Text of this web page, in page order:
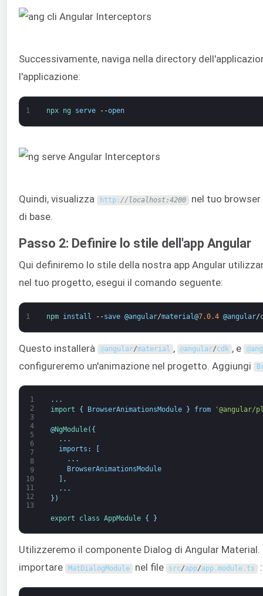
Successivamente, naviga nella directory
l'applicazione:
1 npx ng serve --open
Quindi, visualizza http: //localhost:4200 nel tuo browser
di base.
Passo 2: Definire lo stile dell'app Angular
Qui definiremo lo stile della nostra app Angular
nel tuo progetto, esegui il comando seguente:
1 npm install --save @angular/material@7.0.4 @angular/
Questo installerà @angular/material , @angular/cdk , e @
configureremo un'animazione nel progetto. Aggiungi
1
2
3
4
5
6
7
8
9
10
11
12
13
. . .
import
{ BrowserAnimationsModule } from '@angular/
@NgModule( {
. . .
imports :
. . .
BrowserAnimationsModule
] ,
. . .
} )
export class AppModule { }
Utilizzeremo il componente Dialog di Angular
importare
MatDialogModule nel file src/app/app .module .ts :